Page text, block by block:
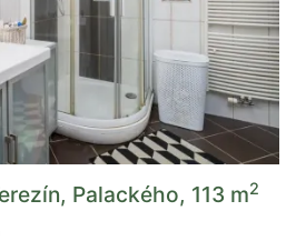
Palackého, 113 m2